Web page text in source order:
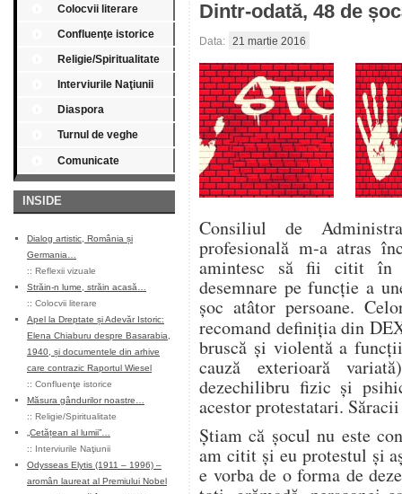
Colocvii literare
Confluenţe istorice
Religie/Spiritualitate
Interviurile Naţiunii
Diaspora
Turnul de veghe
Comunicate
INSIDE
Dialog artistic, România și
Germania…
:: Reflexii vizuale
Străin-n lume, străin acasă…
:: Colocvii literare
Apel la Dreptate și Adevăr Istoric:
Elena Chiaburu despre Basarabia,
1940, și documentele din arhive
care contrazic Raportul Wiesel
:: Confluenţe istorice
Măsura gândurilor noastre…
:: Religie/Spiritualitate
„Cetățean al lumii”…
:: Interviurile Naţiunii
Odysseas Elytis (1911 – 1996) –
aromân laureat al Premiului Nobel
Dintr-odată, 48 de
Data: 21 martie 2016
Consiliul de
profesională m-a atras
amintesc să fii citit în
desemnare pe funcţie a
şoc atâtor persoane.
recomand definiţia din
bruscă şi violentă a
cauză exterioară
dezechilibru fizic şi
acestor protestatari.
Știam că şocul nu este
am citit şi eu protestul şi
e vorba de o forma de